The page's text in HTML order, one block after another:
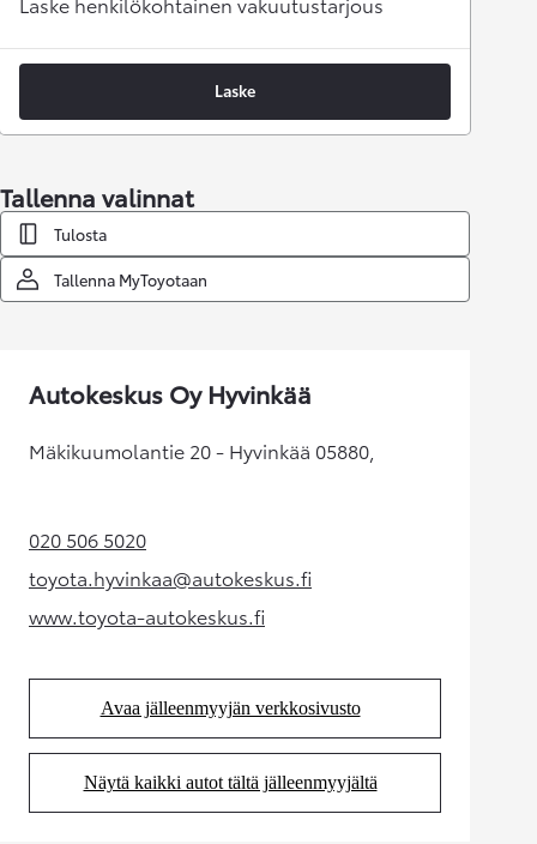
Laske
Tallenna valinnat
Tulosta
Tallenna MyToyotaan
Autokeskus Oy Hyvinkää
Mäkikuumolantie 20 - Hyvinkää 05880,
020 506 5020(Aukeaa uudessa välilehdessä)
toyota.hyvinkaa@autokeskus.fi
(Aukeaa uudessa välilehdessä)
www.toyota-autokeskus.fi(Aukeaa uudessa välilehdessä)
Avaa jälleenmyyjän verkkosivusto
(Aukeaa uudessa välilehdessä)
Näytä kaikki autot tältä jälleenmyyjältä
(Aukeaa uudessa välilehdessä)